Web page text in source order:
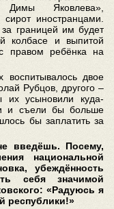
Яковлева»,
иностранцами.
границей им будет
колбасе и выпитой
правом ребёнка на
воспитывалось двое
Рубцов, другого –
их усыновили куда-
и съели бы больше
бы заплатить за
введёшь. Посему,
национальной
убеждённость
себя значимой
«Радуюсь я
республики!»